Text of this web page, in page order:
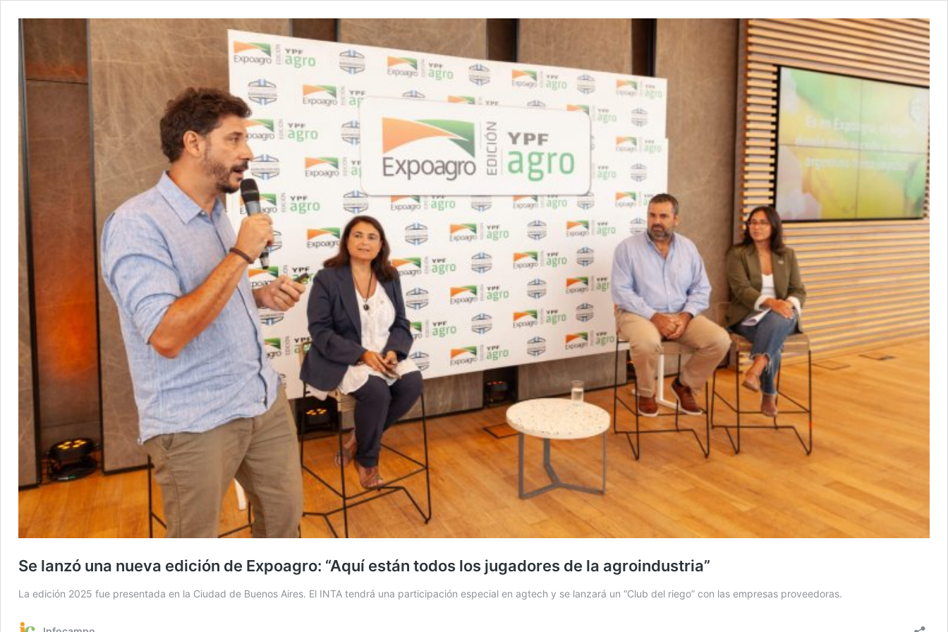
Se lanzó una nueva edición de Expoagro: “Aquí están todos los jugadores de la agroindustria”
La edición 2025 fue presentada en la Ciudad de Buenos Aires. El INTA tendrá una participación especial en agtech y se lanzará un “Club del riego” con las empresas proveedoras.